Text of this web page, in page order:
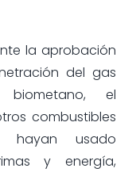
la aprobación
del gas
biometano, el
combustibles
usado
y energía,